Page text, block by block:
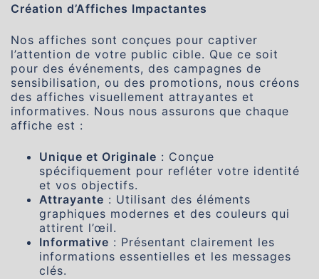
Création d’Affiches Impactantes
Nos affiches sont conçues pour captiver
l’attention de votre public cible. Que ce soit
pour des événements, des campagnes de
sensibilisation, ou des promotions, nous créons
des affiches visuellement attrayantes et
informatives. Nous nous assurons que chaque
affiche est :
Unique et Originale : Conçue
spécifiquement pour refléter votre identité
et vos objectifs.
Attrayante : Utilisant des éléments
graphiques modernes et des couleurs qui
attirent l’œil.
Informative : Présentant clairement les
informations essentielles et les messages
clés.